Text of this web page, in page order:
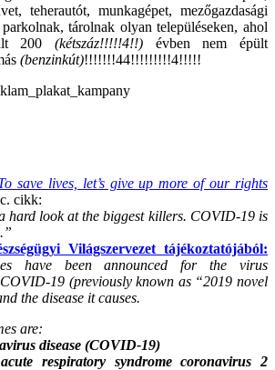
teherautót, munkagépet, mezőgazdasági
tárolnak olyan településeken, ahol
200 (kétszáz!!!!!4!!) évben nem épült
(benzinkút)!!!!!!!44!!!!!!!!!4!!!!!
save lives, let’s give up more of our rights
c. cikk:
hard look at the biggest killers. COVID-19 is
Világszervezet tájékoztatójából:
have been announced for the virus
19 (previously known as “2019 novel
the disease it causes.
are:
disease (COVID-19)
respiratory syndrome coronavirus 2